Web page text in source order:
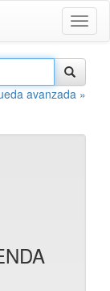
avanzada »